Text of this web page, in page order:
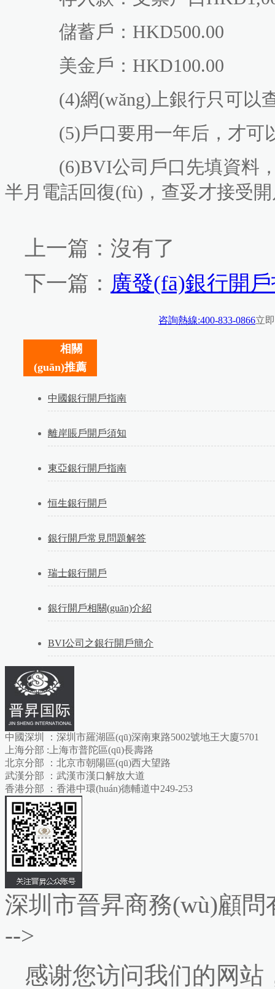
儲蓄戶：HKD500.00
美金戶：HKD100.00
(4)網(wǎng)上銀行只可以
(5)戶口要用一年后，才可
(6)BVI公司戶口先填資料，
半月電話回復(fù)，查妥才接受
上一篇：沒有了
下一篇： 廣發(fā)銀行開
咨詢熱線:400-833-0866立
相關
(guān)推薦
中國銀行開戶指南
離岸賬戶開戶須知
東亞銀行開戶指南
恒生銀行開戶
銀行開戶常見問題解答
瑞士銀行開戶
銀行開戶相關(guān)介紹
BVI公司之銀行開戶簡介
中國深圳 ：深圳市羅湖區(qū)深南東路5002號地王大廈5701
上海分部 :上海市普陀區(qū)長壽路
北京分部 ：北京市朝陽區(qū)西大望路
武漢分部 ：武漢市漢口解放大道
香港分部 ：香港中環(huán)德輔道中249-253
深圳市晉昇商務(wù)顧問
-->
感谢您访问我们的网站